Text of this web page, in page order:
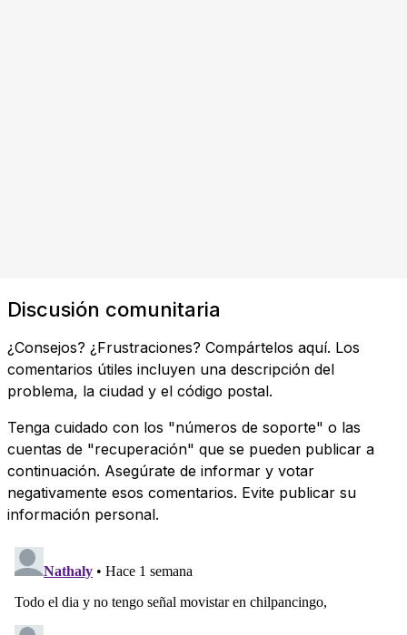
Discusión comunitaria
¿Consejos? ¿Frustraciones? Compártelos aquí. Los
comentarios útiles incluyen una descripción del
problema, la ciudad y el código postal.
Tenga cuidado con los "números de soporte" o las
cuentas de "recuperación" que se pueden publicar a
continuación. Asegúrate de informar y votar
negativamente esos comentarios. Evite publicar su
información personal.